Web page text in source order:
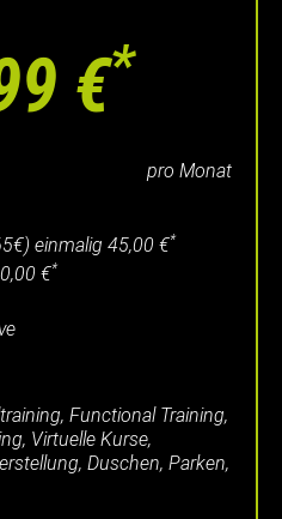
€*
pro Monat
einmalig 45,00 €*
€*
Functional Training,
Virtuelle Kurse,
Duschen, Parken,